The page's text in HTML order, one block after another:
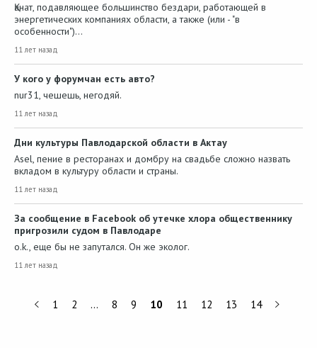
Қанат, подавляющее большинство бездари, работающей в
энергетических компаниях области, а также (или - "в
особенности")…
11 лет назад
У кого у форумчан есть авто?
nur31, чешешь, негодяй.
11 лет назад
Дни культуры Павлодарской области в Актау
Asel, пение в ресторанах и домбру на свадьбе сложно назвать
вкладом в культуру области и страны.
11 лет назад
За сообщение в Facebook об утечке хлора общественнику
пригрозили судом в Павлодаре
o.k., еще бы не запутался. Он же эколог.
11 лет назад
1 2 … 8 9 10 11 12 13 14